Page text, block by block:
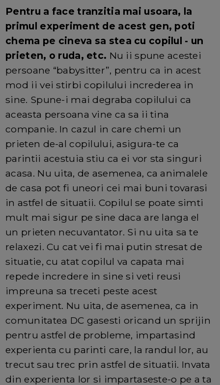
Pentru a face tranzitia mai usoara, la
primul experiment de acest gen, poti
chema pe cineva sa stea cu copilul - un
prieten, o ruda, etc. Nu ii spune acestei
persoane “babysitter”, pentru ca in acest
mod ii vei stirbi copilului increderea in
sine. Spune-i mai degraba copilului ca
aceasta persoana vine ca sa ii tina
companie. In cazul in care chemi un
prieten de-al copilului, asigura-te ca
parintii acestuia stiu ca ei vor sta singuri
acasa. Nu uita, de asemenea, ca animalele
de casa pot fi uneori cei mai buni tovarasi
in astfel de situatii. Copilul se poate simti
mult mai sigur pe sine daca are langa el
un prieten necuvantator. Si nu uita sa te
relaxezi. Cu cat vei fi mai putin stresat de
situatie, cu atat copilul va capata mai
repede incredere in sine si veti reusi
impreuna sa treceti peste acest
experiment. Nu uita, de asemenea, ca in
comunitatea DC gasesti oricand un sprijin
pentru astfel de probleme, impartasind
experienta cu parinti care, la randul lor, au
trecut sau trec prin astfel de situatii. Invata
din experienta lor si impartaseste-o pe a ta